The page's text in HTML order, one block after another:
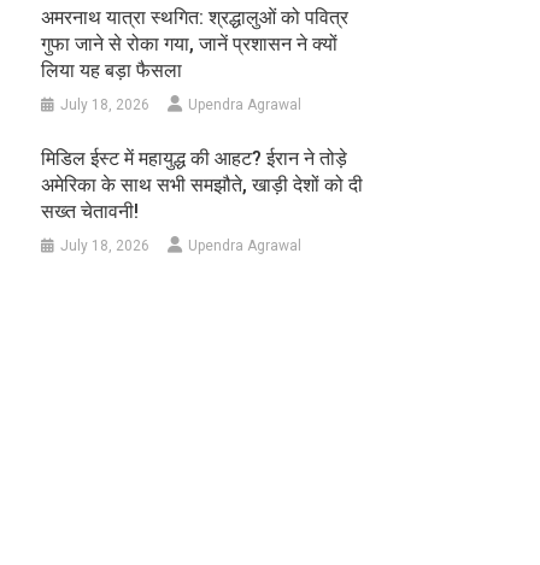
अमरनाथ यात्रा स्थगित: श्रद्धालुओं को पवित्र
गुफा जाने से रोका गया, जानें प्रशासन ने क्यों
लिया यह बड़ा फैसला
July 18, 2026 Upendra Agrawal
मिडिल ईस्ट में महायुद्ध की आहट? ईरान ने तोड़े
अमेरिका के साथ सभी समझौते, खाड़ी देशों को दी
सख्त चेतावनी!
July 18, 2026 Upendra Agrawal